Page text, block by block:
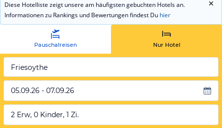
Diese Hotelliste zeigt unsere am häufigsten gebuchten Hotels an.
Informationen zu Rankings und Bewertungen findest Du hier
Pauschalreisen Nur Hotel
Friesoythe
05.09.26 - 07.09.26
2 Erw, 0 Kinder, 1 Zi.